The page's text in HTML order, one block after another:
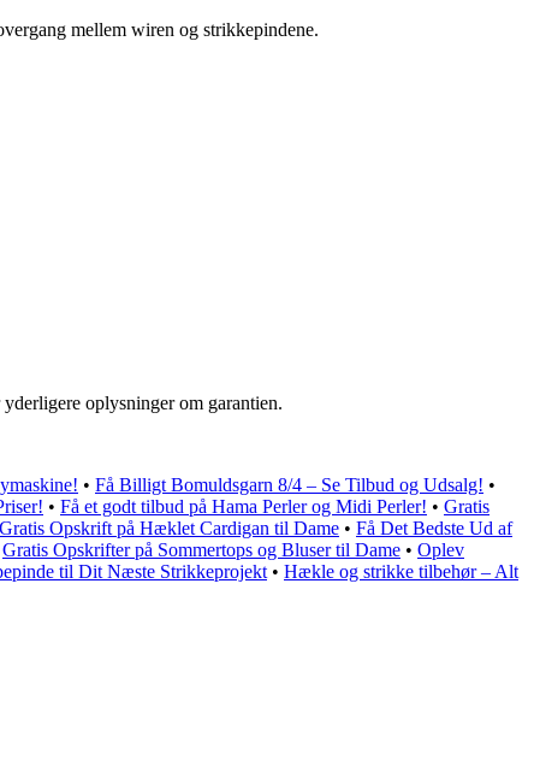
mellem wiren og strikkepindene.
oplysninger om garantien.
• Få Billigt Bomuldsgarn 8/4 – Se Tilbud og Udsalg! •
• Få et godt tilbud på Hama Perler og Midi Perler! • Gratis
Gratis Opskrift på Hæklet Cardigan til Dame • Få Det Bedste Ud af
Gratis Opskrifter på Sommertops og Bluser til Dame • Oplev
til Dit Næste Strikkeprojekt • Hækle og strikke tilbehør – Alt